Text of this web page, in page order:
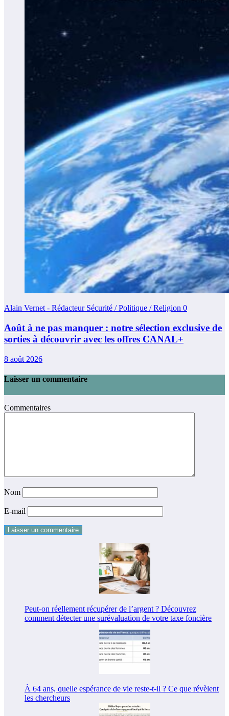
Alain Vernet - Rédacteur Sécurité / Politique / Religion 0
Août à ne pas manquer : notre sélection exclusive de
sorties à découvrir avec les offres CANAL+
8 août 2026
Laisser un commentaire
Commentaires
Nom
E-mail
Peut-on réellement récupérer de l’argent ? Découvrez
comment détecter une surévaluation de votre taxe foncière
À 64 ans, quelle espérance de vie reste-t-il ? Ce que révèlent
les chercheurs